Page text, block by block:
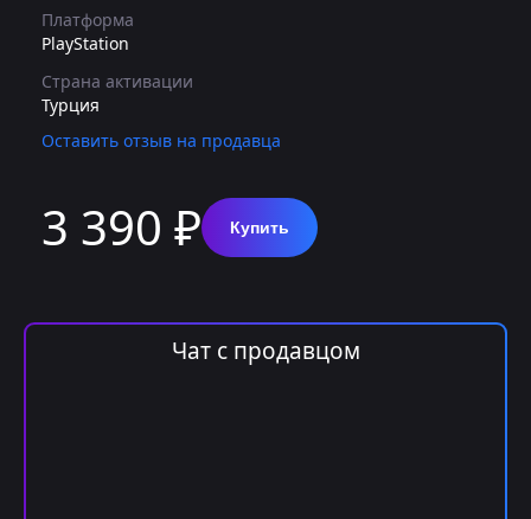
Платформа
PlayStation
Страна активации
Турция
Оставить отзыв на продавца
3 390 ₽ Купить
Чат с продавцом